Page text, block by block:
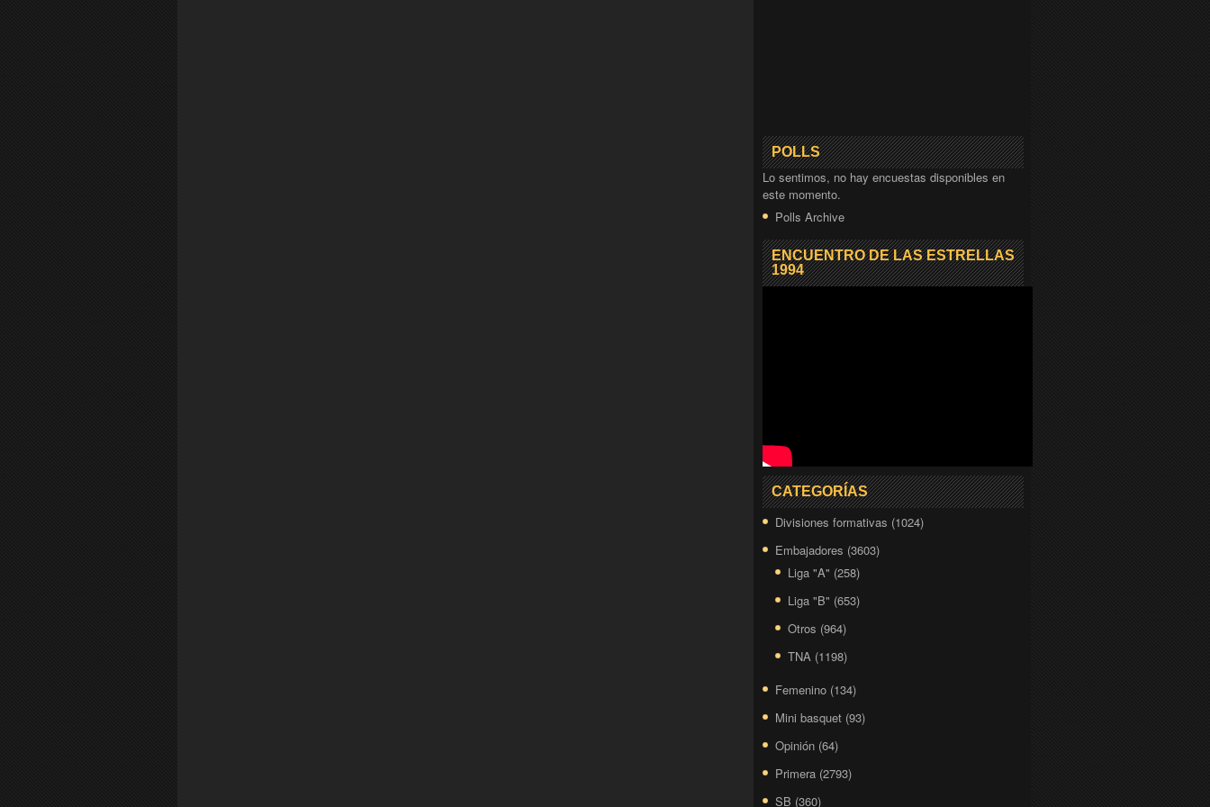
POLLS
Lo sentimos, no hay encuestas disponibles en
este momento.
Polls Archive
ENCUENTRO DE LAS ESTRELLAS
1994
CATEGORÍAS
Divisiones formativas (1024)
Embajadores (3603)
Liga "A" (258)
Liga "B" (653)
Otros (964)
TNA (1198)
Femenino (134)
Mini basquet (93)
Opinión (64)
Primera (2793)
SB (360)